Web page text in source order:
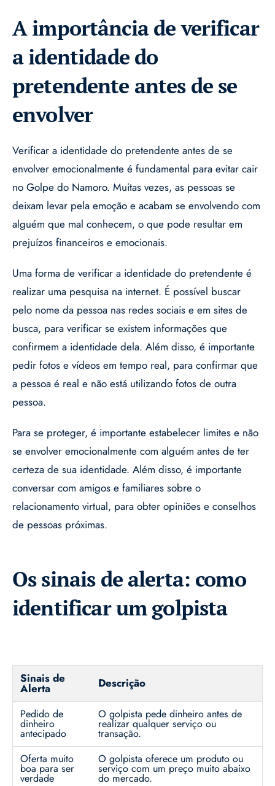
A importância de verificar
a identidade do
pretendente antes de se
envolver
Verificar a identidade do pretendente antes de se
envolver emocionalmente é fundamental para evitar cair
no Golpe do Namoro. Muitas vezes, as pessoas se
deixam levar pela emoção e acabam se envolvendo com
alguém que mal conhecem, o que pode resultar em
prejuízos financeiros e emocionais.
Uma forma de verificar a identidade do pretendente é
realizar uma pesquisa na internet. É possível buscar
pelo nome da pessoa nas redes sociais e em sites de
busca, para verificar se existem informações que
confirmem a identidade dela. Além disso, é importante
pedir fotos e vídeos em tempo real, para confirmar que
a pessoa é real e não está utilizando fotos de outra
pessoa.
Para se proteger, é importante estabelecer limites e não
se envolver emocionalmente com alguém antes de ter
certeza de sua identidade. Além disso, é importante
conversar com amigos e familiares sobre o
relacionamento virtual, para obter opiniões e conselhos
de pessoas próximas.
Os sinais de alerta: como
identificar um golpista
Sinais de
Alerta Descrição
Pedido de
dinheiro
antecipado
O golpista pede dinheiro antes de
realizar qualquer serviço ou
transação.
Oferta muito
boa para ser
verdade
O golpista oferece um produto ou
serviço com um preço muito abaixo
do mercado.